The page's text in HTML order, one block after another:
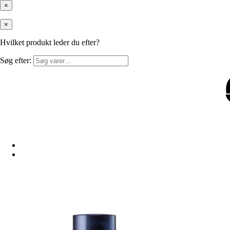
×
×
Hvilket produkt leder du efter?
Søg efter: